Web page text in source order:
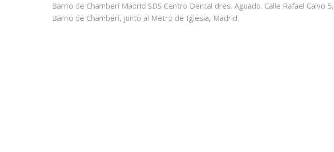
Barrio de Chamberí Madrid SDS Centro Dental dres. Aguado. Calle Rafael Calvo 5,
Barrio de Chamberí, junto al Metro de Iglesia, Madrid.